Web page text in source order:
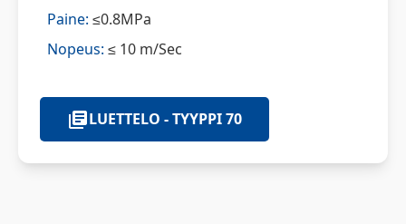
Paine: ≤0.8MPa
Nopeus: ≤ 10 m/Sec
LUETTELO - TYYPPI 70